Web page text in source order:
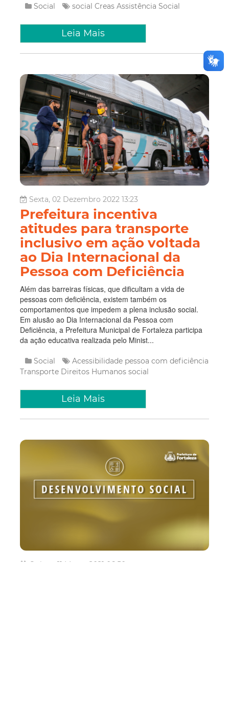
Social social Creas Assistência Social
Leia Mais
Sexta, 02 Dezembro 2022 13:23
Prefeitura incentiva
atitudes para transporte
inclusivo em ação voltada
ao Dia Internacional da
Pessoa com Deficiência
Além das barreiras físicas, que dificultam a vida de
pessoas com deficiência, existem também os
comportamentos que impedem a plena inclusão social.
Em alusão ao Dia Internacional da Pessoa com
Deficiência, a Prefeitura Municipal de Fortaleza participa
da ação educativa realizada pelo Minist...
Social Acessibilidade pessoa com deficiência
Transporte Direitos Humanos social
Leia Mais
Quinta, 11 Março 2021 06:50